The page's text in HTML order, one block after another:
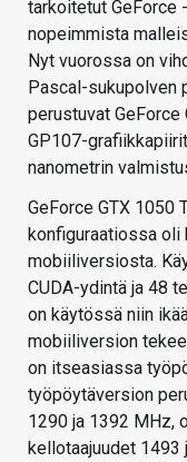
tarkoitetut GeForce
nopeimmista
Nyt vuorossa on
Pascal-sukupolven
perustuvat GeForce
GP107-
nanometrin
GeForce GTX 1050
konfiguraatiossa
mobiiliversiosta.
CUDA-ydintä ja 48
on käytössä niin
mobiiliversion
on itseasiassa
työpöytäversion
1290 ja 1392 MHz,
kellotaajuudet 1493